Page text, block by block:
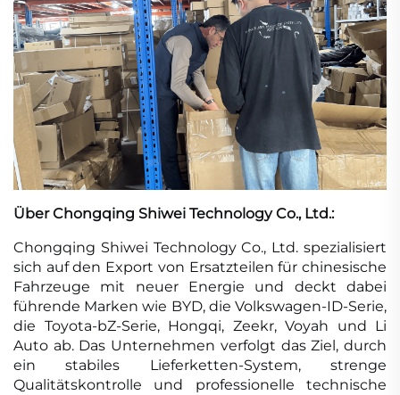
Über Chongqing Shiwei Technology Co., Ltd.:
Chongqing Shiwei Technology Co., Ltd. spezialisiert
sich auf den Export von Ersatzteilen für chinesische
Fahrzeuge mit neuer Energie und deckt dabei
führende Marken wie BYD, die Volkswagen-ID-Serie,
die Toyota-bZ-Serie, Hongqi, Zeekr, Voyah und Li
Auto ab. Das Unternehmen verfolgt das Ziel, durch
ein stabiles Lieferketten-System, strenge
Qualitätskontrolle und professionelle technische